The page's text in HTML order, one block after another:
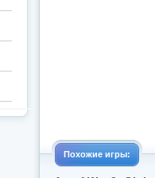
Похожие игры: